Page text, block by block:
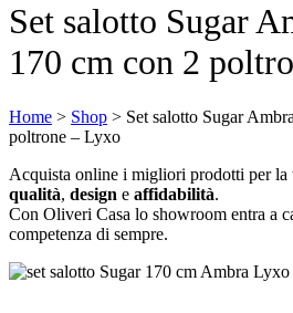
Set salotto Sugar
170 cm con 2
Home > Shop > Set salotto Sugar
poltrone – Lyxo
Acquista online i migliori prodotti per la
qualità, design e affidabilità.
Con Oliveri Casa lo showroom entra a
competenza di sempre.